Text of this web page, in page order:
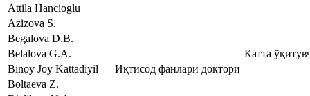
Attila Hancioglu
Azizova S.
Begalova D.B.
Belalova G.A.
Катта
Binoy Joy Kattadiyil
Иқтисод фанлари доктори
Boltaeva Z.